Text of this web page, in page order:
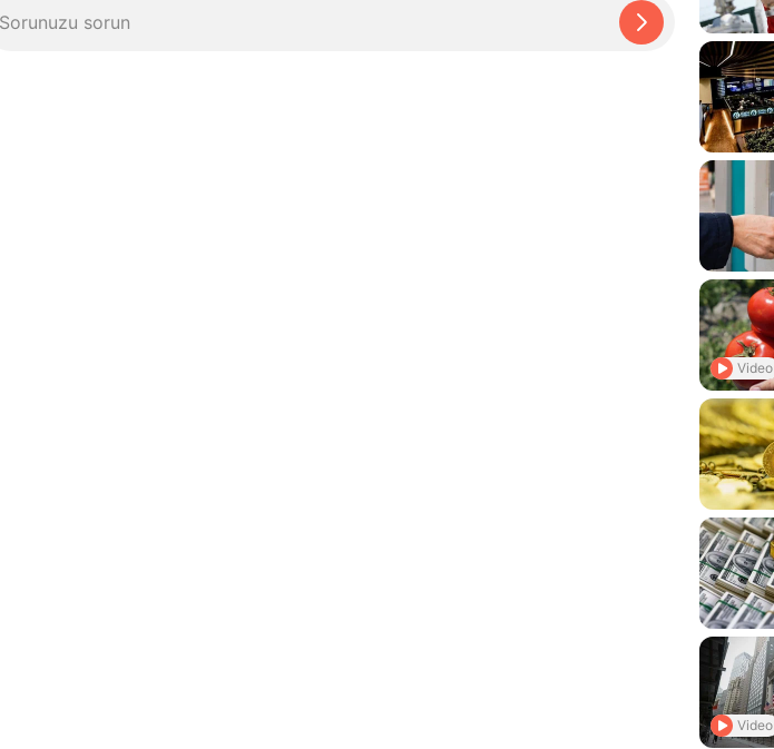
Video
Video